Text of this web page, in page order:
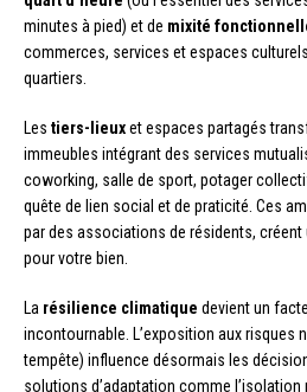
minutes à pied) et de mixité
commerces, services et espaces
quartiers.
Les tiers-lieuxet espaces partagés
immeubles intégrant des services
coworking, salle de sport, potager
quête de lien social et de praticité. Ces
par des associations de résidents,
pour votre bien.
La résilience climatique devient un
incontournable. L’exposition aux risques
tempête) influence désormais les
solutions d’adaptation comme